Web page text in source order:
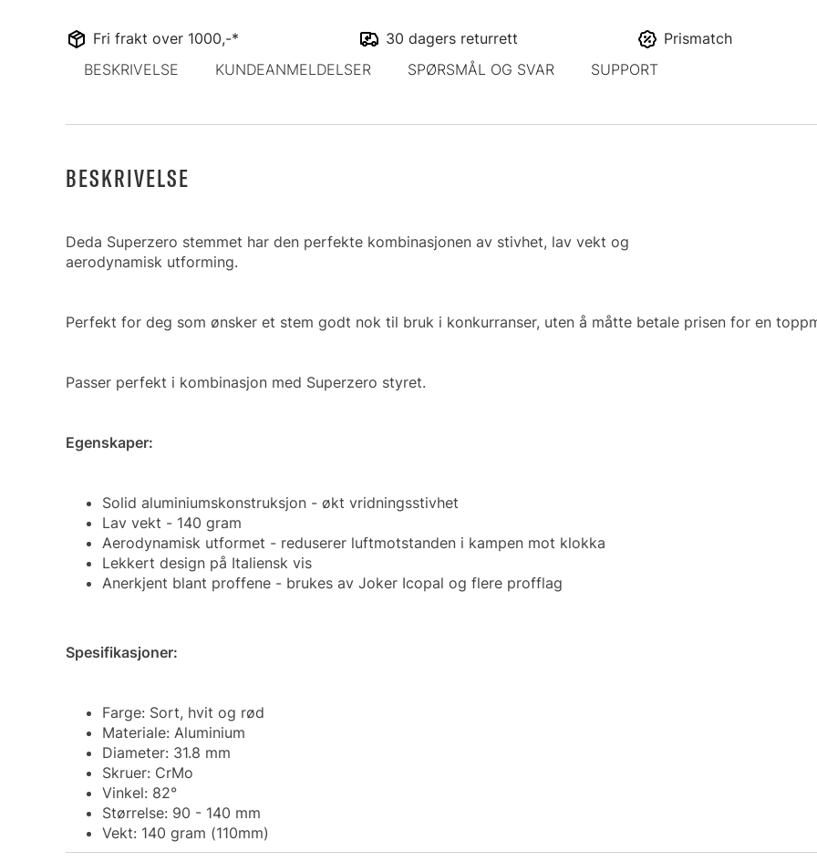
Fri frakt over 1000,-* 30 dagers returrett Prismatch
BESKRIVELSE
KUNDEANMELDELSER SPØRSMÅL OG SVAR SUPPORT
BESKRIVELSE
Deda Superzero stemmet har den perfekte kombinasjonen av stivhet, lav vekt og
aerodynamisk utforming.
Perfekt for deg som ønsker et stem godt nok til bruk i konkurranser, uten å måtte betale prisen for en
Passer perfekt i kombinasjon med Superzero styret.
Egenskaper:
Solid aluminiumskonstruksjon - økt vridningsstivhet
Lav vekt - 140 gram
Aerodynamisk utformet - reduserer luftmotstanden i kampen mot klokka
Lekkert design på Italiensk vis
Anerkjent blant proffene - brukes av Joker Icopal og flere profflag
Spesifikasjoner:
Farge: Sort, hvit og rød
Materiale: Aluminium
Diameter: 31.8 mm
Skruer: CrMo
Vinkel: 82°
Størrelse: 90 - 140 mm
Vekt: 140 gram (110mm)